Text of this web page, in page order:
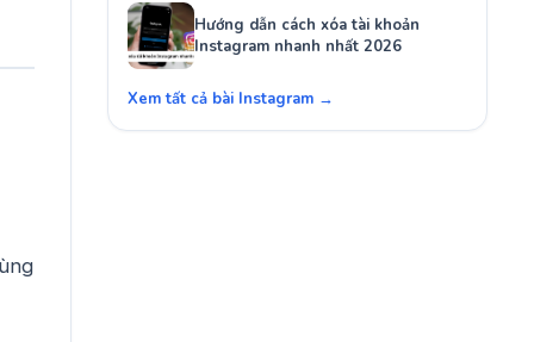
Hướng dẫn cách xóa tài khoản
Instagram nhanh nhất 2026
Xem tất cả bài Instagram →